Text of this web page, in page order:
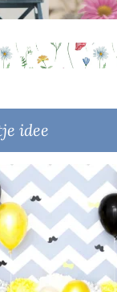
idee